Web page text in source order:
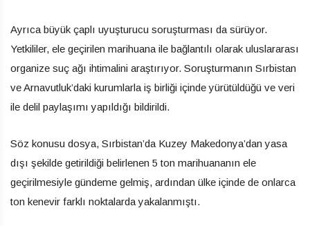
Ayrıca büyük çaplı uyuşturucu soruşturması da sürüyor.
Yetkililer, ele geçirilen marihuana ile bağlantılı olarak uluslararası
organize suç ağı ihtimalini araştırıyor. Soruşturmanın Sırbistan
ve Arnavutluk’daki kurumlarla iş birliği içinde yürütüldüğü ve veri
ile delil paylaşımı yapıldığı bildirildi.
Söz konusu dosya, Sırbistan’da Kuzey Makedonya’dan yasa
dışı şekilde getirildiği belirlenen 5 ton marihuananın ele
geçirilmesiyle gündeme gelmiş, ardından ülke içinde de onlarca
ton kenevir farklı noktalarda yakalanmıştı.